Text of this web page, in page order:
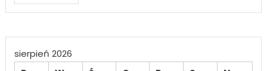
sierpień 2026